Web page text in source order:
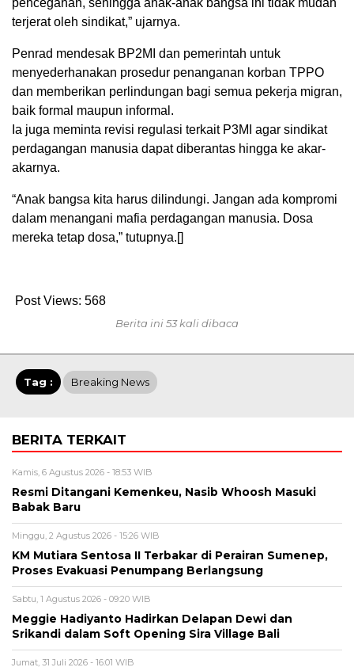
pencegahan, sehingga anak-anak bangsa ini tidak mudah
terjerat oleh sindikat,” ujarnya.
Penrad mendesak BP2MI dan pemerintah untuk
menyederhanakan prosedur penanganan korban TPPO
dan memberikan perlindungan bagi semua pekerja migran,
baik formal maupun informal.
Ia juga meminta revisi regulasi terkait P3MI agar sindikat
perdagangan manusia dapat diberantas hingga ke akar-
akarnya.
“Anak bangsa kita harus dilindungi. Jangan ada kompromi
dalam menangani mafia perdagangan manusia. Dosa
mereka tetap dosa,” tutupnya.[]
Post Views: 568
Berita ini 53 kali dibaca
Tag : Breaking News
BERITA TERKAIT
Kamis, 6 Agustus 2026 - 18:53 WIB
Resmi Ditangani Kemenkeu, Nasib Whoosh Masuki
Babak Baru
Minggu, 2 Agustus 2026 - 15:26 WIB
KM Mutiara Sentosa II Terbakar di Perairan Sumenep,
Proses Evakuasi Penumpang Berlangsung
Sabtu, 1 Agustus 2026 - 09:20 WIB
Meggie Hadiyanto Hadirkan Delapan Dewi dan
Srikandi dalam Soft Opening Sira Village Bali
Jumat, 31 Juli 2026 - 16:01 WIB